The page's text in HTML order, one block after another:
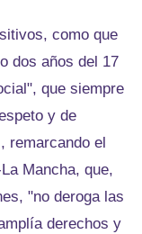
como que
dos años del 17
que siempre
y de
remarcando el
Mancha, que,
"no deroga las
derechos y